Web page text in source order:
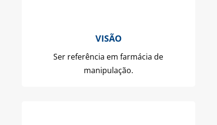
VISÃO
Ser referência em farmácia de
manipulação.